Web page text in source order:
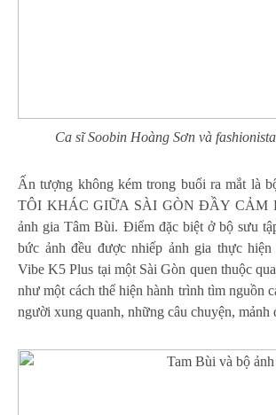
Ca sĩ Soobin Hoàng Sơn và
Ấn tượng không kém trong buổi ra mắt là
TÔI KHÁC GIỮA SÀI GÒN ĐẦY CẢM
ảnh gia Tâm Bùi. Điểm đặc biệt ở bộ sưu
bức ảnh đều được nhiếp ảnh gia thực
Vibe K5 Plus tại một Sài Gòn quen thuộc
như một cách thể hiện hành trình tìm nguồn
người xung quanh, những câu chuyện, mảnh